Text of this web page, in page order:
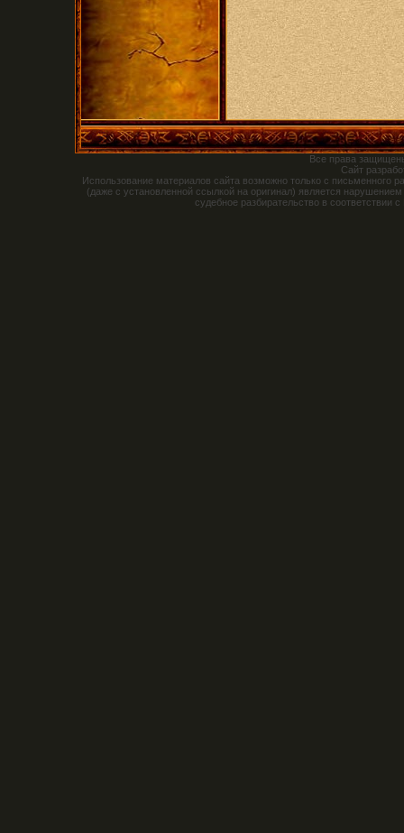
Все права
Сайт
Использование материалов сайта возможно только с письменного
(даже с установленной ссылкой на оригинал) является
судебное разбирательство в